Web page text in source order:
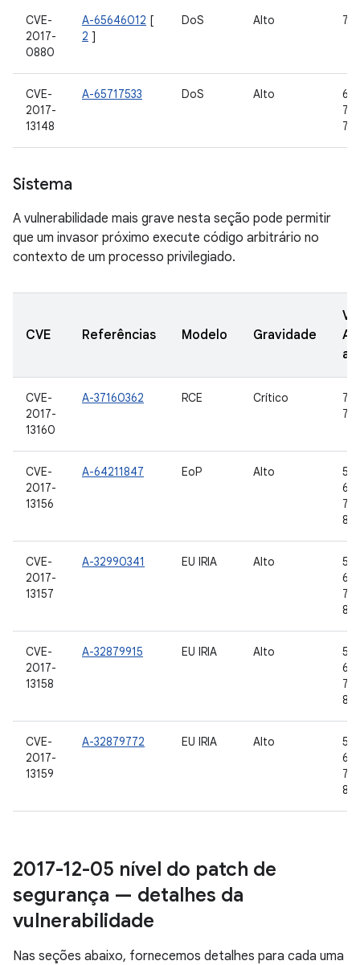
CVE-
2017-
0880
A-65646012 [
2 ]
DoS Alto
CVE-
2017-
13148
A-65717533 DoS Alto
Sistema
A vulnerabilidade mais grave nesta seção pode permitir
que um invasor próximo execute código arbitrário no
contexto de um processo privilegiado.
CVE Referências Modelo Gravidade
CVE-
2017-
13160
A-37160362 RCE Crítico
CVE-
2017-
13156
A-64211847 EoP Alto
8.0
CVE-
2017-
13157
A-32990341 EU IRIA Alto
8.0
CVE-
2017-
13158
A-32879915 EU IRIA Alto
8.0
CVE-
2017-
13159
A-32879772 EU IRIA Alto
8.0
2017-12-05 nível do patch de
segurança — detalhes da
vulnerabilidade
Nas seções abaixo, fornecemos detalhes para cada uma